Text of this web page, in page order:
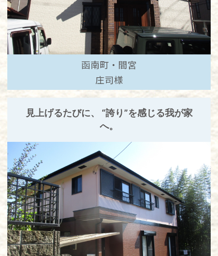
函南町・間宮
庄司様
見上げるたびに、 “誇り”を感じる我が家
へ。